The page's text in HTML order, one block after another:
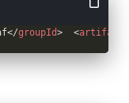
</groupId> <